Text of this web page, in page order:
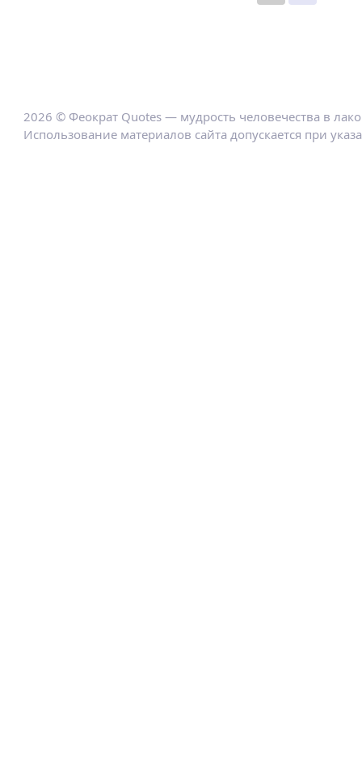
2026 © Феократ Quotes — мудрость человечества в
Использование материалов сайта допускается при